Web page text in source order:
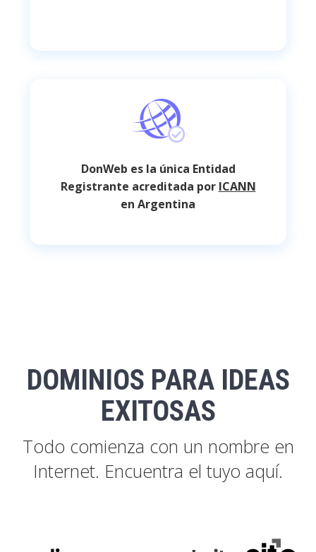
DonWeb es la única Entidad
Registrante acreditada por ICANN
en Argentina
DOMINIOS PARA IDEAS
EXITOSAS
Todo comienza con un nombre en
Internet. Encuentra el tuyo aquí.